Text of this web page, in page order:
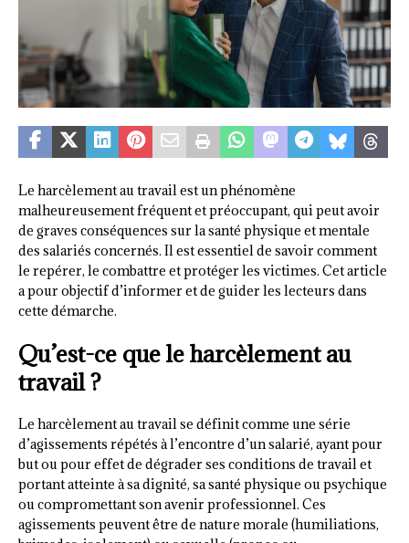
Le harcèlement au travail est un phénomène
malheureusement fréquent et préoccupant, qui peut avoir
de graves conséquences sur la santé physique et mentale
des salariés concernés. Il est essentiel de savoir comment
le repérer, le combattre et protéger les victimes. Cet article
a pour objectif d’informer et de guider les lecteurs dans
cette démarche.
Qu’est-ce que le harcèlement au
travail ?
Le harcèlement au travail se définit comme une série
d’agissements répétés à l’encontre d’un salarié, ayant pour
but ou pour effet de dégrader ses conditions de travail et
portant atteinte à sa dignité, sa santé physique ou psychique
ou compromettant son avenir professionnel. Ces
agissements peuvent être de nature morale (humiliations,